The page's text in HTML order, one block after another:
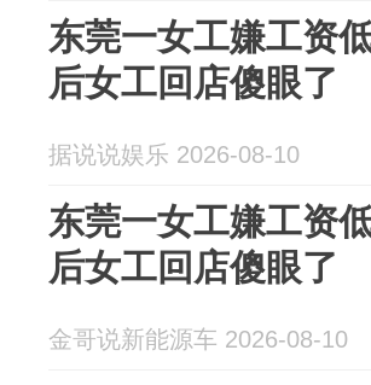
东莞一女工嫌工资
后女工回店傻眼了
据说说娱乐 2026-08-10
东莞一女工嫌工资
后女工回店傻眼了
金哥说新能源车 2026-08-10